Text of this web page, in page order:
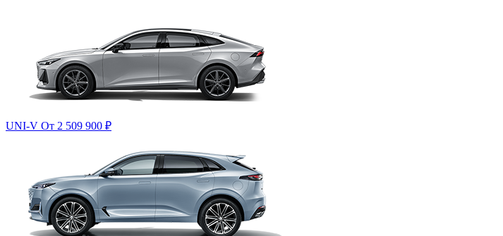
UNI-V От 2 509 900 ₽